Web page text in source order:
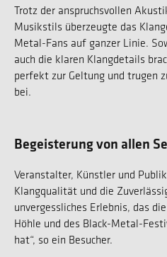
Trotz der anspruchsvollen
Musikstils überzeugte das
Metal-Fans auf ganzer Linie.
auch die klaren Klangdetails
perfekt zur Geltung und trugen
bei.
Begeisterung von allen
Veranstalter, Künstler und
Klangqualität und die
unvergessliches Erlebnis, das
Höhle und des Black-Metal-
hat“, so ein Besucher.